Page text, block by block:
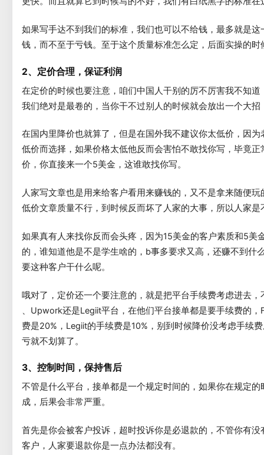
如果写手达不到我们的标准，我们也可以不给钱，最多就是这
钱，而不至于亏钱。至于这个质量标准怎么定，后面实操的时
2、定价合理，保证利润
在定价的时候也要注意，咱们中国人干别的厉不厉害我不知道
我们绝对是最卷的，当你干不过别人的时候就会放出一个大招
在国内里降价也就算了，但是在国外我不建议你太低价，因为
低价而选择，如果价格太低他反而会害怕不敢找你写，毕竟正
价，你直接来一个5美金，这谁敢找你写。
人家写文章也是用来给客户看用来赚钱的，又不是拿来随便玩
低价文章质量不行，到时候反而坏了人家的大事，所以人家是
如果真有人来找你反而会头疼，因为15美金的客户素质和5美
的，谁知道他是不是学生啥的，b事多要求又高，还赚不到什
要这种客户干什么呢。
哦对了，定价还一个要注意的，就是把平台手续费考虑进去，
、Upwork还是Legiit平台，在他们平台接单都是要手续费的，
费是20%，Legiit的手续费是10%，别到时候降价没考虑手续
亏就不划算了。
3、控制时间，保持售后
不管是什么平台，接单都是一个规定时间的，如果你在规定的
成，后果会非常严重。
首先是你会被客户投诉，超时投诉你是必退款的，不管你有没
客户，人家要退款你是一点办法都没有。